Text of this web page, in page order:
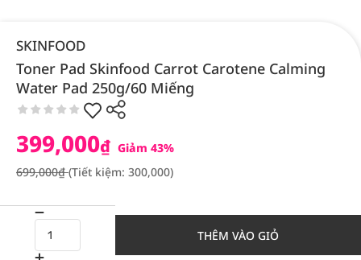
SKINFOOD
Toner Pad Skinfood Carrot Carotene Calming
Water Pad 250g/60 Miếng
399,000₫ Giảm 43%
699,000₫(Tiết kiệm: 300,000)
THÊM VÀO GIỎ